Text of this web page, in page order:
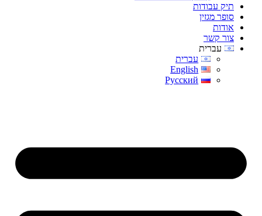
תיק עבודות
סופר מגזין
אודות
צור קשר
עברית
עברית
English
Русский